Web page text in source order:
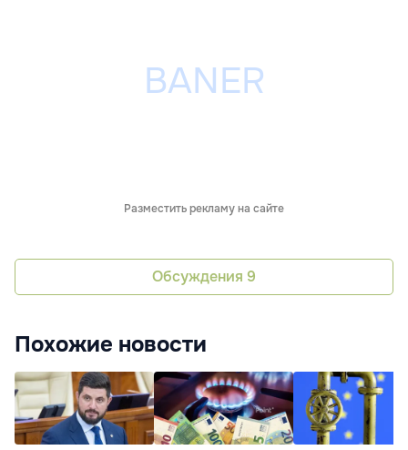
Разместить рекламу на сайте
Обсуждения 9
Похожие новости